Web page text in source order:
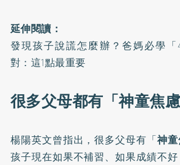
延伸閱讀：
發現孩子說謊怎麼辦？爸媽必學
對：這1點最重要
很多父母都有「神童焦慮
楊陽英文曾指出，很多父母有「神
孩子現在如果不補習、如果成績不